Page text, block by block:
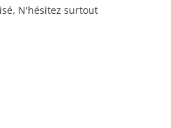
N'hésitez surtout